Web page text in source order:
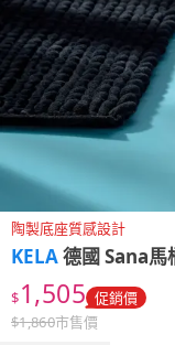
陶製底座質感設計
KELA德國 Sana馬
$1,505 促銷價
$1,860市售價